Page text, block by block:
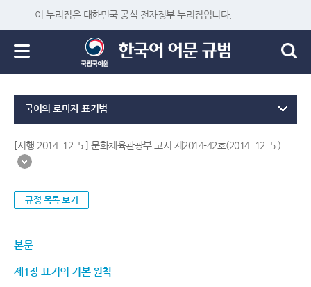
이 누리집은 대한민국 공식 전자정부 누리집입니다.
국어의 로마자 표기법
[시행 2014. 12. 5.] 문화체육관광부 고시 제2014-42호(2014. 12. 5.)
규정 목록 보기
본문
제1장 표기의 기본 원칙